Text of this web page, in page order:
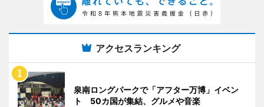
アクセスランキング
泉南ロングパークで「アフター万博」イベン
ト 50カ国が集結、グルメや音楽